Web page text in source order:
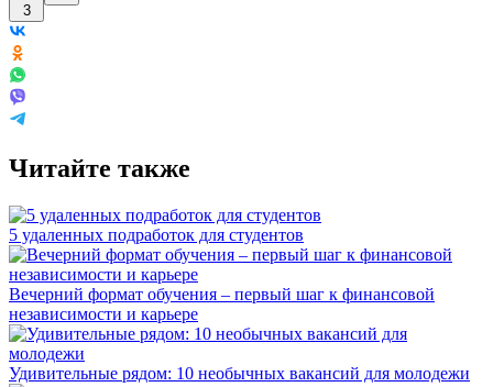
3
Читайте также
5 удаленных подработок для студентов
Вечерний формат обучения – первый шаг к финансовой
независимости и карьере
Удивительные рядом: 10 необычных вакансий для молодежи